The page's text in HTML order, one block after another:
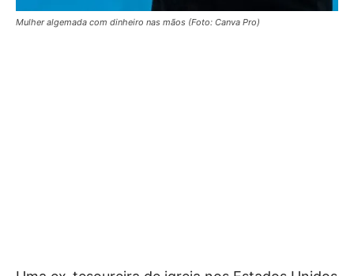
Mulher algemada com dinheiro nas mãos (Foto: Canva Pro)